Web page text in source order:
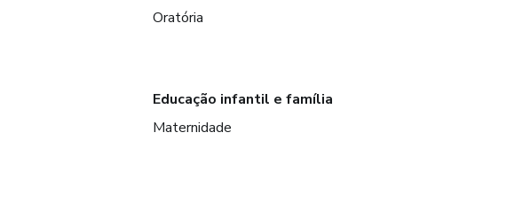
Oratória
Educação infantil e família
Maternidade